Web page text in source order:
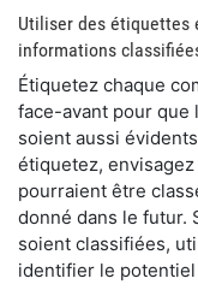
​Utiliser des étiquettes
informations
​Étiquetez chaque
face-avant pour que
soient aussi
étiquetez,
pourraient être
donné dans le futur.
soient classifiées,
identifier le